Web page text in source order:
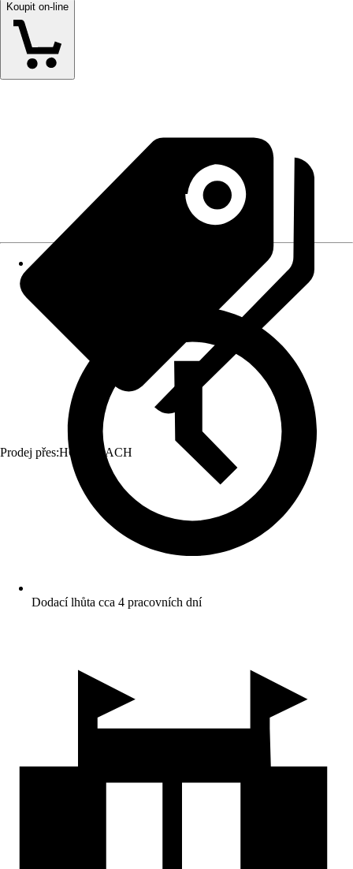
Koupit on-line
Prodej přes:HORNBACH
Dodací lhůta cca 4 pracovních dní